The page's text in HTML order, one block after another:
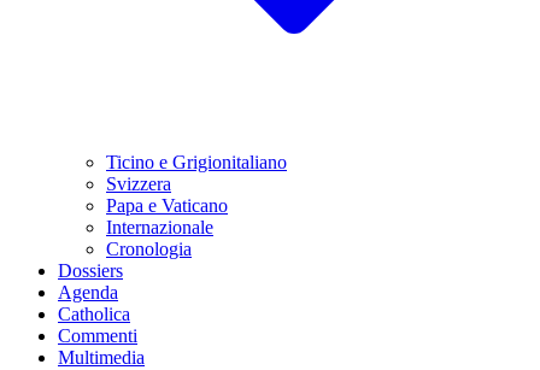
Ticino e Grigionitaliano
Svizzera
Papa e Vaticano
Internazionale
Cronologia
Dossiers
Agenda
Catholica
Commenti
Multimedia